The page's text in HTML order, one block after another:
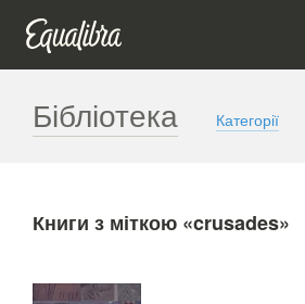
Бібліотека Категорії
Книги з міткою «crusades»